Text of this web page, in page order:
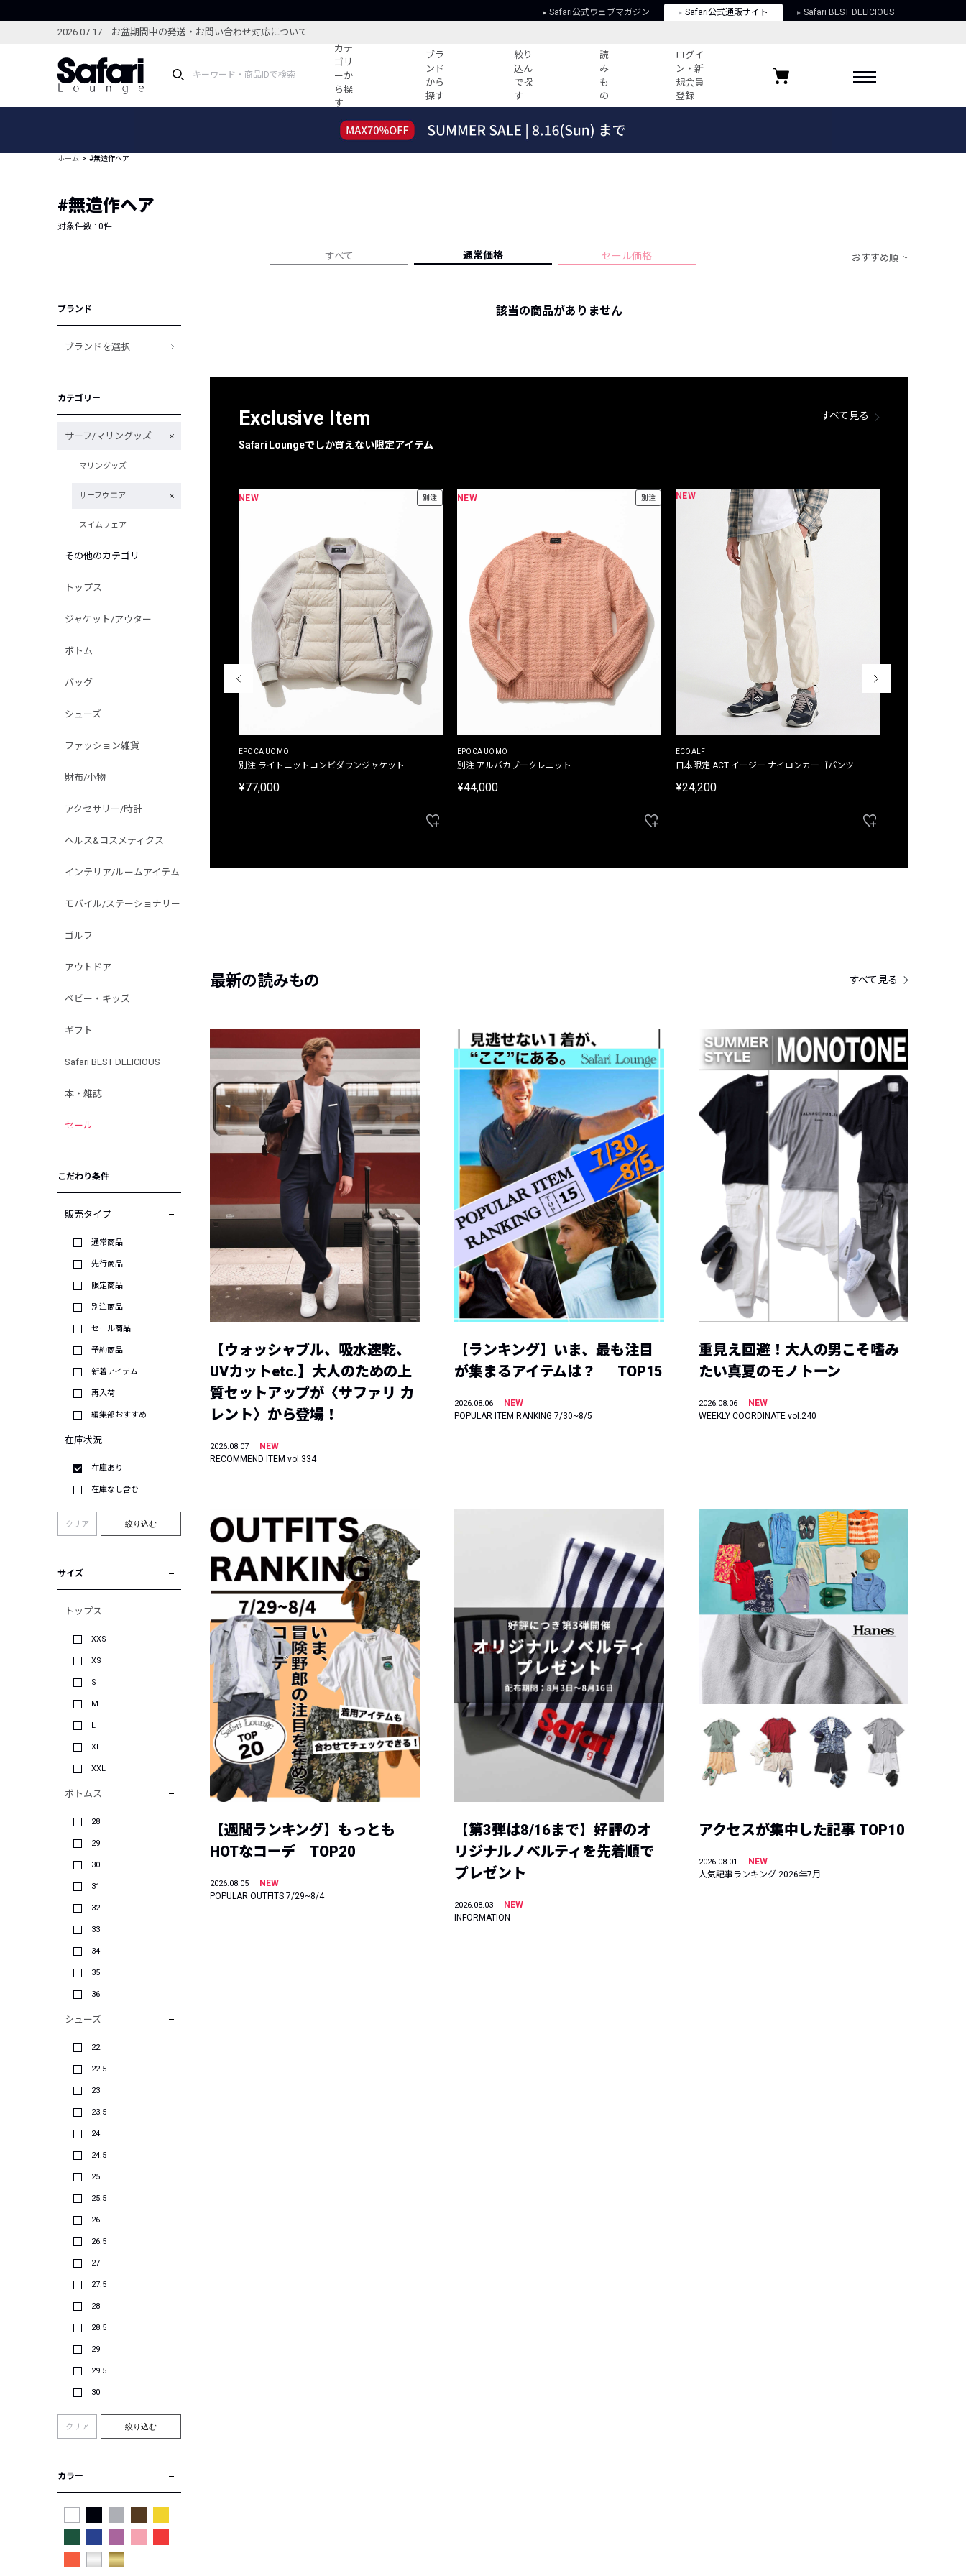
Safari公式ウェブマガジン Safari公式通販サイト Safari BEST DELICIOUS
2026.07.17 お盆期間中の発送・お問い合わせ対応について
カテ
ゴリ
ーか
ら探
す
ブラ
ンド
から
探す
絞り
込ん
で探
す
読
み
も
の
ログイ
ン・新
規会員
登録
ブランドから探す
新着アイテム
編集部のおすすめアイテム
すべての記事
人気記事ランキング
フォーカスブランド
プライバシーポリシー
お気に入りブランド
ホーム #無造作ヘア
#無造作ヘア
対象件数 : 0件
すべて 通常価格 セール価格 おすすめ順
ブランド
ブランドを選択
カテゴリー
サーフ/マリングッズ
マリングッズ
サーフウエア
スイムウェア
その他のカテゴリ
トップス
ジャケット/アウター
ボトム
バッグ
シューズ
ファッション雑貨
財布/小物
アクセサリー/時計
ヘルス&コスメティクス
インテリア/ルームアイテム
モバイル/ステーショナリー
ゴルフ
アウトドア
ベビー・キッズ
ギフト
Safari BEST DELICIOUS
本・雑誌
セール
こだわり条件
販売タイプ
通常商品
先行商品
限定商品
別注商品
セール商品
予約商品
新着アイテム
再入荷
編集部おすすめ
在庫状況
在庫あり
在庫なし含む
クリア 絞り込む
サイズ
トップス
XXS
XS
S
M
L
XL
XXL
ボトムス
28
29
30
31
32
33
34
35
36
シューズ
22
22.5
23
23.5
24
24.5
25
25.5
26
26.5
27
27.5
28
28.5
29
29.5
30
クリア 絞り込む
カラー
該当の商品がありません
Exclusive Item
Safari Loungeでしか買えない限定アイテム
すべて見る
MALIBUFARM
NEW 別注
EPOCA UOMO
別注 ライトニットコンビダウンジャケット
¥77,000
NEW 別注
EPOCA UOMO
別注 アルパカブークレニット
¥44,000
NEW
ECOALF
日本限定 ACT イージー ナイロンカーゴパンツ
¥24,200
最新の読みもの すべて見る
【ウォッシャブル、吸水速乾、
UVカットetc.】大人のための上
質セットアップが〈サファリ カ
レント〉から登場！
2026.08.07
NEW
RECOMMEND ITEM vol.334
【ランキング】いま、最も注目
が集まるアイテムは？ ｜ TOP15
2026.08.06
NEW
POPULAR ITEM RANKING 7/30~8/5
重見え回避！大人の男こそ嗜み
たい真夏のモノトーン
2026.08.06
NEW
WEEKLY COORDINATE vol.240
【週間ランキング】もっとも
HOTなコーデ｜TOP20
2026.08.05
NEW
POPULAR OUTFITS 7/29~8/4
【第3弾は8/16まで】好評のオ
リジナルノベルティを先着順で
プレゼント
2026.08.03
NEW
INFORMATION
アクセスが集中した記事 TOP10
2026.08.01
NEW
人気記事ランキング 2026年7月